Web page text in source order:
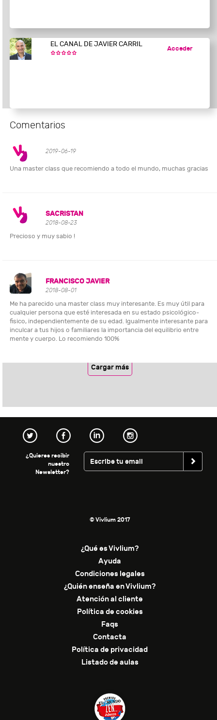
EL CANAL DE JAVIER CARRIL
Acceder
Comentarios
2019-06-19
Una master class que recomiendo a todo el mundo, muchas gracias
SACRISTAN
2018-08-23
Precioso y muy sabio !
FRANCISCO JAVIER
2018-08-01
Me ha parecido una master class muy interesante. Es muy útil para
cualquier persona que esté interesada en su estado psicológico-
fisico, independientemente de su edad. Igualmente interesante para
inculcar a tus hijos o familiares la importancia del equilibrio entre
mente y cuerpo. Lo recomiendo 100%
Cargar más
¿Quieres recibir
nuestro
Newsletter?
© Vivlium 2017
¿Qué es Vivlium?
Ayuda
Condiciones legales
¿Quién enseña en Vivlium?
Atención al cliente
Política de cookies
Faqs
Contacta
Política de privacidad
Listado de aulas